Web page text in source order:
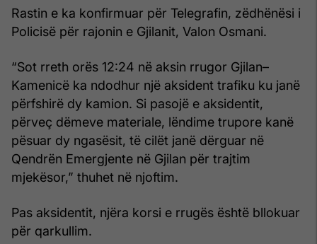
Rastin e ka konfirmuar për Telegrafin, zëdhënësi i
Policisë për rajonin e Gjilanit, Valon Osmani.
“Sot rreth orës 12:24 në aksin rrugor Gjilan–
Kamenicë ka ndodhur një aksident trafiku ku janë
përfshirë dy kamion. Si pasojë e aksidentit,
përveç dëmeve materiale, lëndime trupore kanë
pësuar dy ngasësit, të cilët janë dërguar në
Qendrën Emergjente në Gjilan për trajtim
mjekësor,” thuhet në njoftim.
Pas aksidentit, njëra korsi e rrugës është bllokuar
për qarkullim.